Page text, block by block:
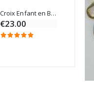
Croix Enfant en Bois Eglise Papillons et Arc-en-ciel 15 cm
€23.00